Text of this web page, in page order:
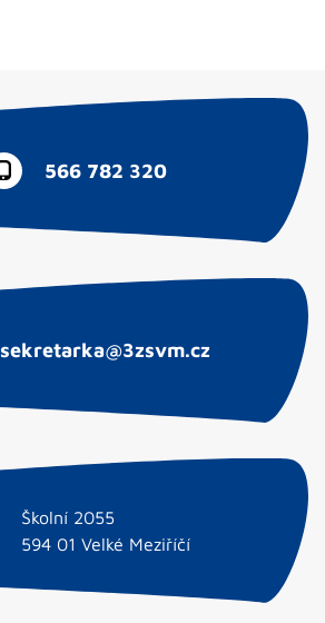
566 782 320
sekretarka@3zsvm.cz
Školní 2055
594 01 Velké Meziříčí